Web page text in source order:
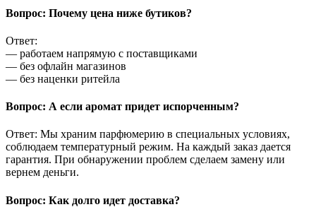
Вопрос: Почему цена ниже бутиков?
Ответ:
— работаем напрямую с поставщиками
— без офлайн магазинов
— без наценки ритейла
Вопрос: А если аромат придет испорченным?
Ответ: Мы храним парфюмерию в специальных условиях,
соблюдаем температурный режим. На каждый заказ дается
гарантия. При обнаружении проблем сделаем замену или
вернем деньги.
Вопрос: Как долго идет доставка?